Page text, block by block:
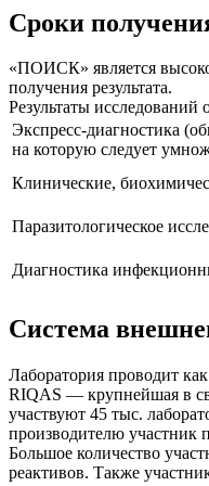
Сроки
«ПОИСК» является
получения результата.
Результаты
Экспресс-диагностика
на которую следует
Клинические,
Паразитологическое
Диагностика
Система
Лаборатория проводит
RIQAS — крупнейшая в
участвуют 45 тыс.
производителю участник
Большое количество
реактивов. Также